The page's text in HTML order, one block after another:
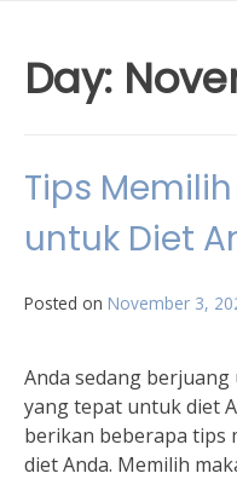
Day:
Tips
untuk Diet
Posted on November 3,
Anda sedang
yang tepat untuk diet
berikan beberapa tips
diet Anda. Memilih